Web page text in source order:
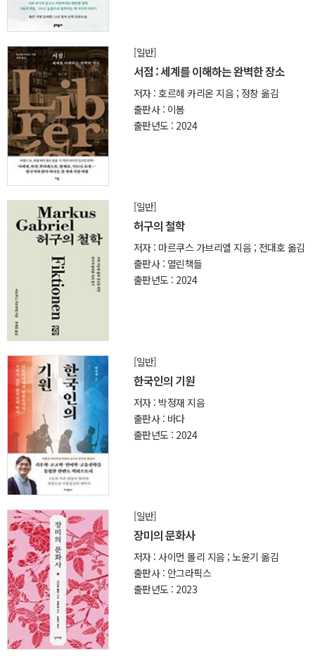
[일반]
서점 : 세계를 이해하는 완벽한 장소
저자 : 호르헤 카리온 지음 ; 정창 옮김
출판사 : 이봄
출판년도 : 2024
[일반]
허구의 철학
저자 : 마르쿠스 가브리엘 지음 ; 전대호 옮김
출판사 : 열린책들
출판년도 : 2024
[일반]
한국인의 기원
저자 : 박정재 지음
출판사 : 바다
출판년도 : 2024
[일반]
장미의 문화사
저자 : 사이먼 몰리 지음 ; 노윤기 옮김
출판사 : 안그라픽스
출판년도 : 2023